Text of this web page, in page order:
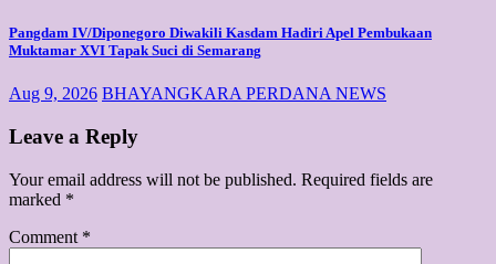
Pangdam IV/Diponegoro Diwakili Kasdam Hadiri Apel Pembukaan
Muktamar XVI Tapak Suci di Semarang
Aug 9, 2026 BHAYANGKARA PERDANA NEWS
Leave a Reply
Your email address will not be published. Required fields are
marked *
Comment *